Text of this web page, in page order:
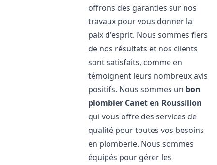
offrons des garanties sur nos
travaux pour vous donner la
paix d'esprit. Nous sommes fiers
de nos résultats et nos clients
sont satisfaits, comme en
témoignent leurs nombreux avis
positifs. Nous sommes un bon
plombier Canet en Roussillon
qui vous offre des services de
qualité pour toutes vos besoins
en plomberie. Nous sommes
équipés pour gérer les